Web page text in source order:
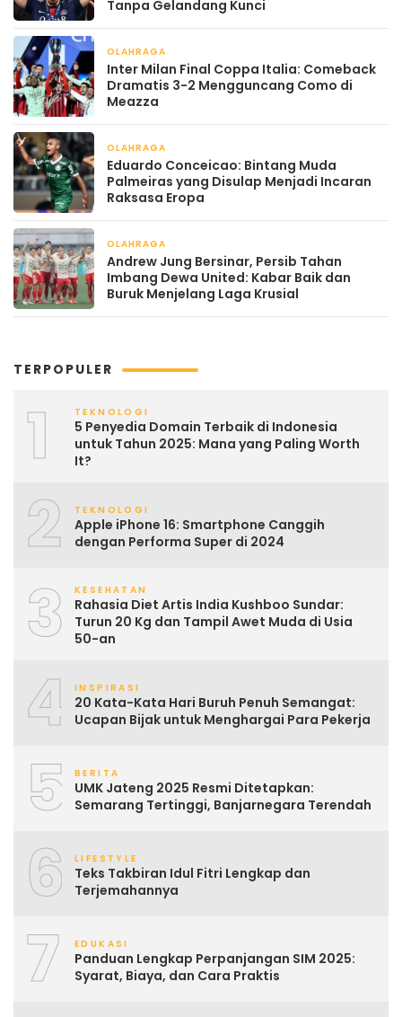
Tanpa Gelandang Kunci
OLAHRAGA
Inter Milan Final Coppa Italia: Comeback
Dramatis 3-2 Mengguncang Como di
Meazza
OLAHRAGA
Eduardo Conceicao: Bintang Muda
Palmeiras yang Disulap Menjadi Incaran
Raksasa Eropa
OLAHRAGA
Andrew Jung Bersinar, Persib Tahan
Imbang Dewa United: Kabar Baik dan
Buruk Menjelang Laga Krusial
TERPOPULER
1 TEKNOLOGI
5 Penyedia Domain Terbaik di Indonesia
untuk Tahun 2025: Mana yang Paling Worth
It?
2 TEKNOLOGI
Apple iPhone 16: Smartphone Canggih
dengan Performa Super di 2024
3 KESEHATAN
Rahasia Diet Artis India Kushboo Sundar:
Turun 20 Kg dan Tampil Awet Muda di Usia
50-an
4 INSPIRASI
20 Kata-Kata Hari Buruh Penuh Semangat:
Ucapan Bijak untuk Menghargai Para Pekerja
5 BERITA
UMK Jateng 2025 Resmi Ditetapkan:
Semarang Tertinggi, Banjarnegara Terendah
6 LIFESTYLE
Teks Takbiran Idul Fitri Lengkap dan
Terjemahannya
7 EDUKASI
Panduan Lengkap Perpanjangan SIM 2025:
Syarat, Biaya, dan Cara Praktis